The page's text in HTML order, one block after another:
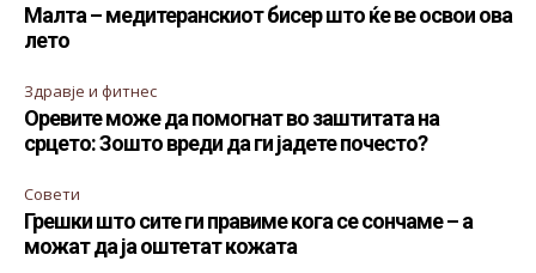
Малта – медитеранскиот бисер што ќе ве освои ова
лето
Здравје и фитнес
Оревите може да помогнат во заштитата на
срцето: Зошто вреди да ги јадете почесто?
Совети
Грешки што сите ги правиме кога се сончаме – а
можат да ја оштетат кожата